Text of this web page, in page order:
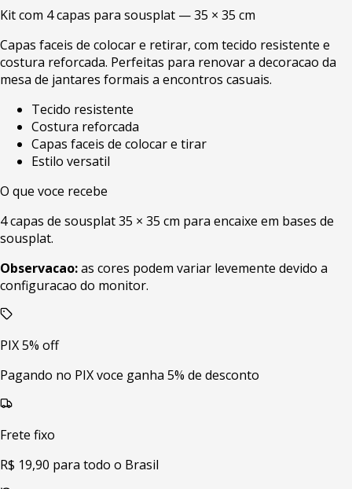
Kit com 4 capas para sousplat — 35 × 35 cm
Capas faceis de colocar e retirar, com tecido resistente e
costura reforcada. Perfeitas para renovar a decoracao da
mesa de jantares formais a encontros casuais.
Tecido resistente
Costura reforcada
Capas faceis de colocar e tirar
Estilo versatil
O que voce recebe
4 capas de sousplat 35 × 35 cm para encaixe em bases de
sousplat.
Observacao:as cores podem variar levemente devido a
configuracao do monitor.
PIX 5% off
Pagando no PIX voce ganha 5% de desconto
Frete fixo
R$ 19,90 para todo o Brasil